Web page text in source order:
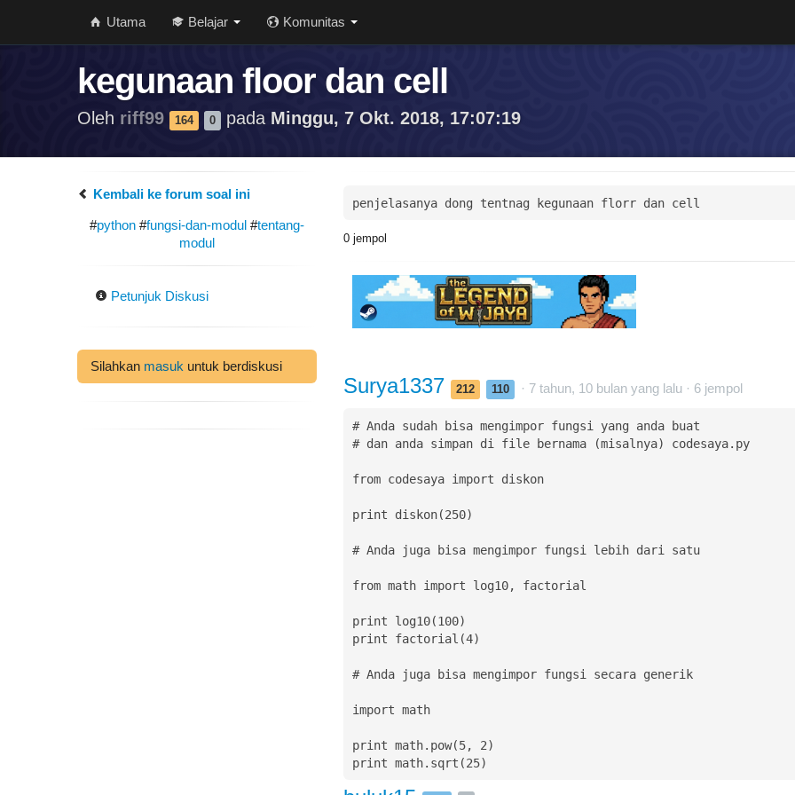
Utama Belajar Komunitas
kegunaan floor dan cell
Oleh riff99 164 0 pada Minggu, 7 Okt. 2018, 17:07:19
Kembali ke forum soal ini
#python #fungsi-dan-modul #tentang-
modul
Petunjuk Diskusi
Silahkan masuk untuk berdiskusi
penjelasanya dong tentnag kegunaan florr dan cell
0 jempol
Surya1337 212 110 · 7 tahun, 10 bulan yang lalu · 6 jempol
# Anda sudah bisa mengimpor fungsi yang anda buat
# dan anda simpan di file bernama (misalnya) codesaya.py
from codesaya import diskon
print diskon(250)
# Anda juga bisa mengimpor fungsi lebih dari satu
from math import log10, factorial
print log10(100)
print factorial(4)
# Anda juga bisa mengimpor fungsi secara generik
import math
print math.pow(5, 2)
print math.sqrt(25)